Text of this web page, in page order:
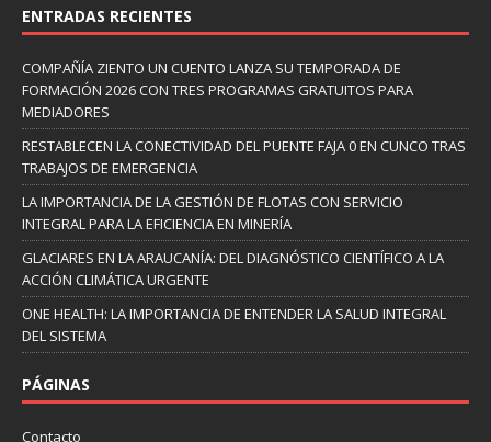
ENTRADAS RECIENTES
COMPAÑÍA ZIENTO UN CUENTO LANZA SU TEMPORADA DE
FORMACIÓN 2026 CON TRES PROGRAMAS GRATUITOS PARA
MEDIADORES
RESTABLECEN LA CONECTIVIDAD DEL PUENTE FAJA 0 EN CUNCO TRAS
TRABAJOS DE EMERGENCIA
LA IMPORTANCIA DE LA GESTIÓN DE FLOTAS CON SERVICIO
INTEGRAL PARA LA EFICIENCIA EN MINERÍA
GLACIARES EN LA ARAUCANÍA: DEL DIAGNÓSTICO CIENTÍFICO A LA
ACCIÓN CLIMÁTICA URGENTE
ONE HEALTH: LA IMPORTANCIA DE ENTENDER LA SALUD INTEGRAL
DEL SISTEMA
PÁGINAS
Contacto